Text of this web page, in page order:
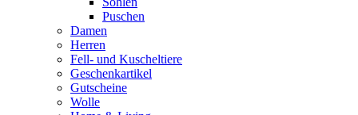
Puschen
Damen
Herren
Fell- und Kuscheltiere
Geschenkartikel
Gutscheine
Wolle